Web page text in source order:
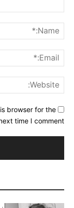
browser for the
time I comment.